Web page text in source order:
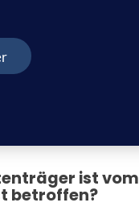
ist vom
betroffen?